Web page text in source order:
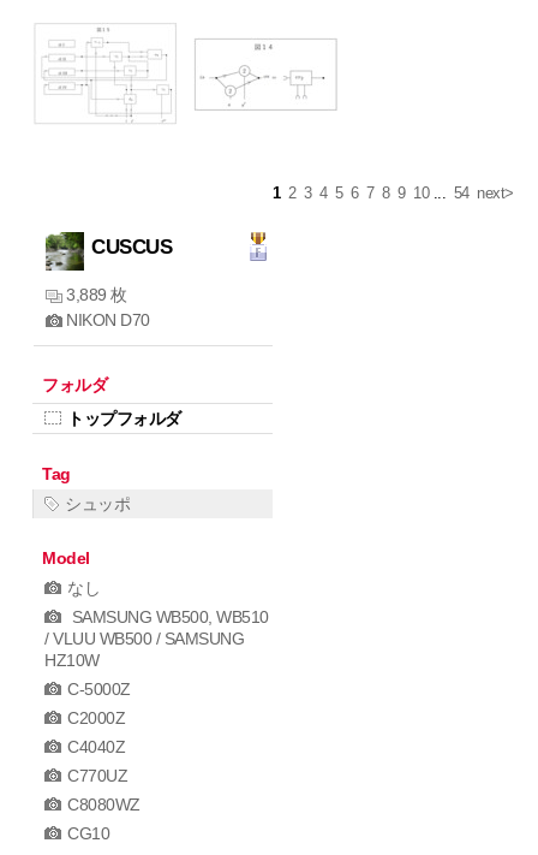
1 2 3 4 5 6 7 8 9 10... 54 next>
CUSCUS
3,889 枚
NIKON D70
フォルダ
トップフォルダ
Tag
シュッポ
Model
なし
SAMSUNG WB500, WB510
/ VLUU WB500 / SAMSUNG
HZ10W
C-5000Z
C2000Z
C4040Z
C770UZ
C8080WZ
CG10